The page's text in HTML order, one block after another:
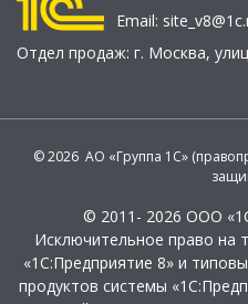
Email:
Отдел продаж: г. Москва,
© 2026 АО «Группа 1С»
© 2011- 2026 ООО
Исключительное право на
«1С:Предприятие 8» и
продуктов системы